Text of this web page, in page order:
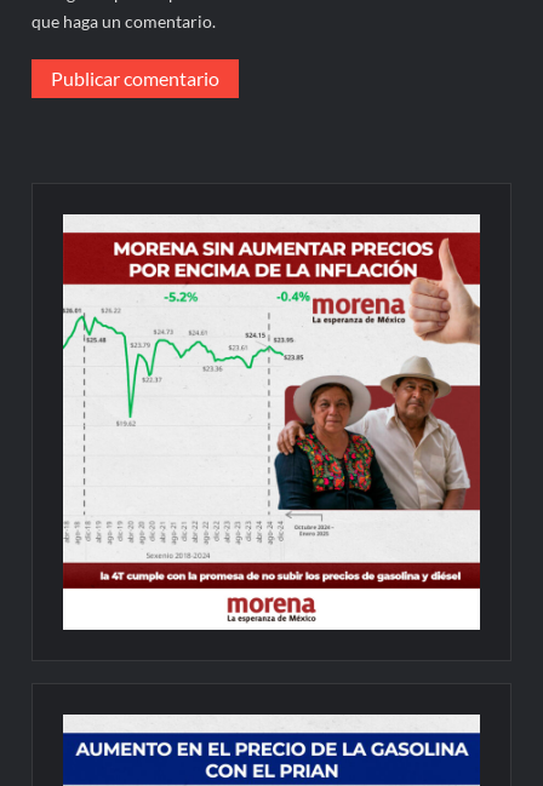
que haga un comentario.